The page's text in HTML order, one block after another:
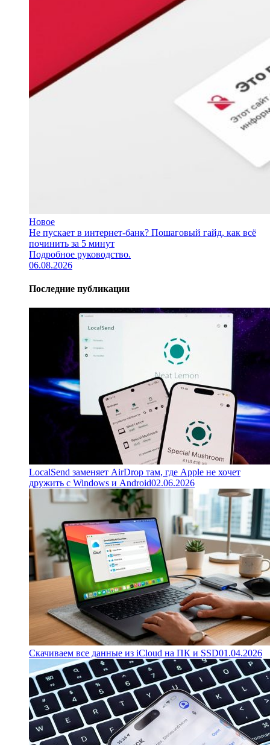
Новое
Не пускает в интернет-банк? Пошаговый гайд, как всё
починить за 5 минут
Подробное руководство.
06.08.2026
Последние публикации
LocalSend заменяет AirDrop там, где Apple не хочет
дружить с Windows и Android02.06.2026
Скачиваем все данные из iCloud на ПК и SSD01.04.2026